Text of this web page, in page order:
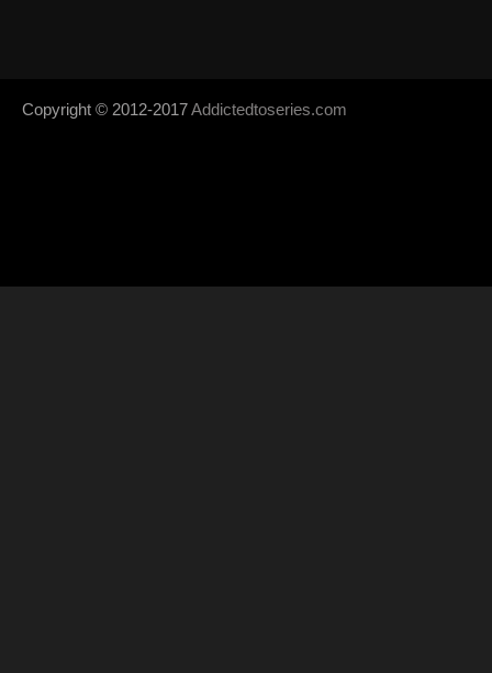
Copyright © 2012-2017Addictedtoseries.com